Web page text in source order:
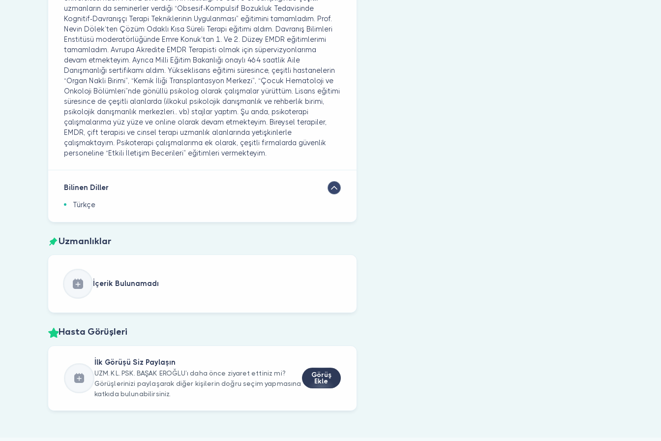
uzmanların da seminerler verdiği “Obsesif-Kompulsif Bozukluk Tedavisinde
Kognitif-Davranışçı Terapi Tekniklerinin Uygulanması” eğitimini tamamladım. Prof.
Nevin Dölek’ten Çözüm Odaklı Kısa Süreli Terapi eğitimi aldım. Davranış Bilimleri
Enstitüsü moderatörlüğünde Emre Konuk’tan 1. Ve 2. Düzey EMDR eğitimlerimi
tamamladım. Avrupa Akredite EMDR Terapisti olmak için süpervizyonlarıma
devam etmekteyim. Ayrıca Milli Eğitim Bakanlığı onaylı 464 saatlik Aile
Danışmanlığı sertifikamı aldım. Yükseklisans eğitimi süresince, çeşitli hastanelerin
“Organ Nakli Birimi”, “Kemik İliği Transplantasyon Merkezi”, “Çocuk Hematoloji ve
Onkoloji Bölümleri”nde gönüllü psikolog olarak çalışmalar yürüttüm. Lisans eğitimi
süresince de çeşitli alanlarda (ilkokul psikolojik danışmanlık ve rehberlik birimi,
psikolojik danışmanlık merkezleri.. vb) stajlar yaptım. Şu anda, psikoterapi
çalışmalarıma yüz yüze ve online olarak devam etmekteyim. Bireysel terapiler,
EMDR, çift terapisi ve cinsel terapi uzmanlık alanlarında yetişkinlerle
çalışmaktayım. Psikoterapi çalışmalarıma ek olarak, çeşitli firmalarda güvenlik
personeline “Etkili İletişim Becerileri” eğitimleri vermekteyim.
Bilinen Diller
Türkçe
Uzmanlıklar
İçerik Bulunamadı
Hasta Görüşleri
İlk Görüşü Siz Paylaşın
UZM. KL. PSK. BAŞAK EROĞLU’ı daha önce ziyaret ettiniz mi?
Görüşlerinizi paylaşarak diğer kişilerin doğru seçim yapmasına
katkıda bulunabilirsiniz.
Görüş
Ekle